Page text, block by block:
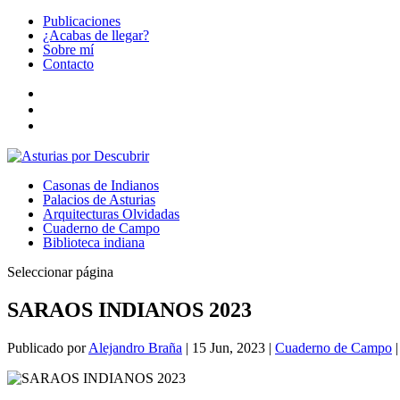
Publicaciones
¿Acabas de llegar?
Sobre mí
Contacto
Casonas de Indianos
Palacios de Asturias
Arquitecturas Olvidadas
Cuaderno de Campo
Biblioteca indiana
Seleccionar página
SARAOS INDIANOS 2023
Publicado porAlejandro Braña | 15 Jun, 2023 | Cuaderno de Campo